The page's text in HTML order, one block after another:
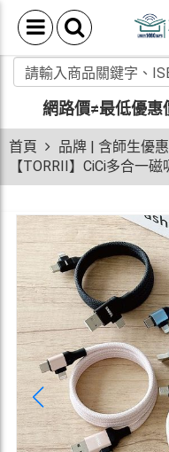
網路價≠最低優惠
首頁 品牌 | 含師生優
【TORRII】CiCi多合一